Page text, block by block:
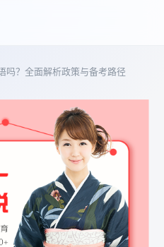
吗？全面解析政策与备考路径